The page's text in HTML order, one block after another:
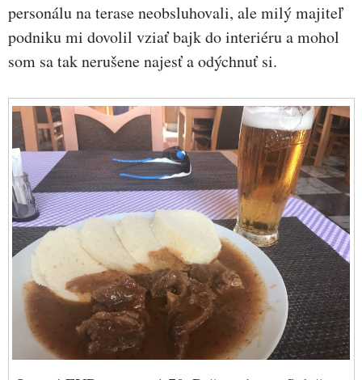
personálu na terase neobsluhovali, ale milý majiteľ
podniku mi dovolil vziať bajk do interiéru a mohol
som sa tak nerušene najesť a odýchnuť si.